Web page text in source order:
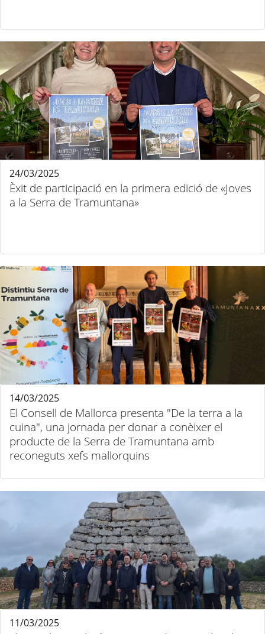
Èxit de participació en la primera edició de «Joves
a la Serra de Tramuntana»
24/03/2025
El Consell de Mallorca presenta "De la terra a la
cuina", una jornada per donar a conèixer el
producte de la Serra de Tramuntana amb
reconeguts xefs mallorquins
14/03/2025
11/03/2025